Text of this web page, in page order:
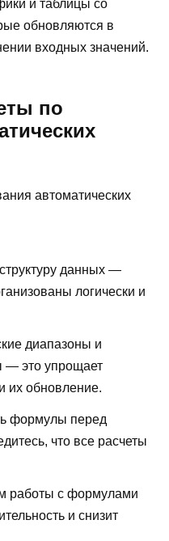
и таблицы со
обновляются в
входных значений.
по
автоматических
данных —
логически и
диапазоны и
— это упрощает
их обновление.
формулы перед
что все расчеты
работы с формулами
и снизит